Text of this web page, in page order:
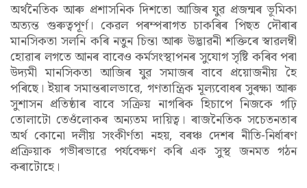
অৰ্থনৈতিক আৰু প্ৰশাসনিক দিশতো আজিৰ যুৱ প্ৰজন্মৰ ভূমিকা
অত্যন্ত গুৰুত্বপূৰ্ণ। কেৱল পৰম্পৰাগত চাকৰিৰ পিছত দৌৰাৰ
মানসিকতা সলনি কৰি নতুন চিন্তা আৰু উদ্ভাৱনী শক্তিৰে স্বাৱলম্বী
হোৱাৰ লগতে আনৰ বাবেও কৰ্মসংস্থাপনৰ সুযোগ সৃষ্টি কৰিব পৰা
উদ্যমী মানসিকতা আজিৰ যুৱ সমাজৰ বাবে প্ৰয়োজনীয় হৈ
পৰিছে। ইয়াৰ সমান্তৰালভাৱে, গণতান্ত্ৰিক মূল্যবোধৰ সুৰক্ষা আৰু
সুশাসন প্ৰতিষ্ঠাৰ বাবে সক্ৰিয় নাগৰিক হিচাপে নিজকে গঢ়ি
তোলাটো তেওঁলোকৰ অন্যতম দায়িত্ব। ৰাজনৈতিক সচেতনতাৰ
অৰ্থ কোনো দলীয় সংকীৰ্ণতা নহয়, বৰঞ্চ দেশৰ নীতি-নিৰ্ধাৰণ
প্ৰক্ৰিয়াক গভীৰভাৱে পৰ্যবেক্ষণ কৰি এক সুস্থ জনমত গঠন
কৰাটোহে।